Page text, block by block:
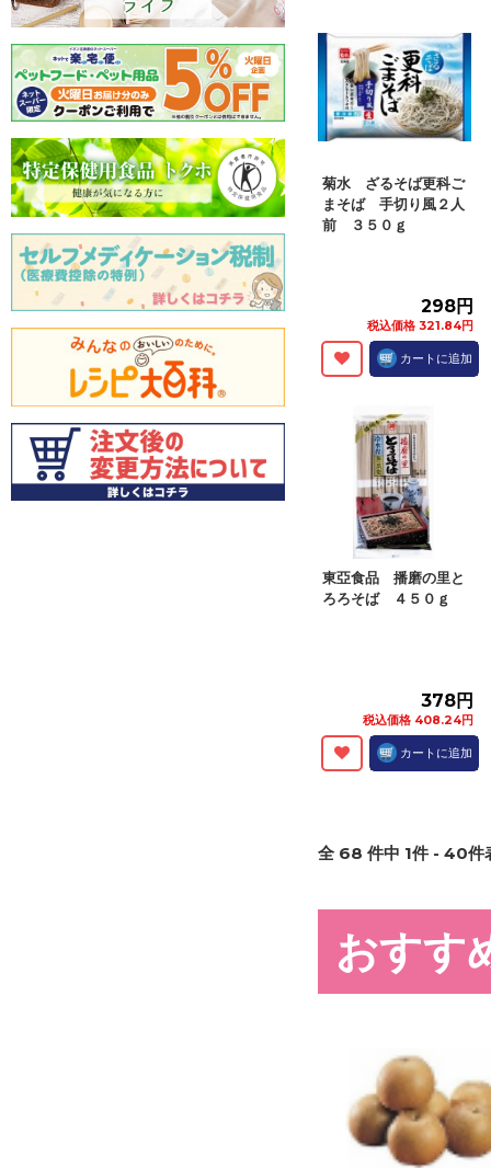
菊水 ざるそば更科ご
まそば 手切り風２人
前 ３５０ｇ
298円
税込価格 321.84円
カートに追加
東亞食品 播磨の里と
ろろそば ４５０ｇ
378円
税込価格 408.24円
カートに追加
全 68 件中 1件 - 40件
おすす